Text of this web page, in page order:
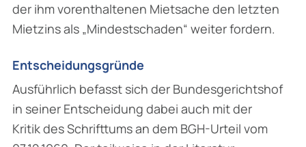
der ihm vorenthaltenen Mietsache den letzten
Mietzins als „Mindestschaden“ weiter fordern.
Entscheidungsgründe
Ausführlich befasst sich der Bundesgerichtshof
in seiner Entscheidung dabei auch mit der
Kritik des Schrifttums an dem BGH-Urteil vom